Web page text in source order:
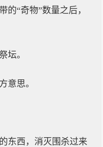
的“奇物”数量之后，
坛。
意思。
东西，消灭围杀过来